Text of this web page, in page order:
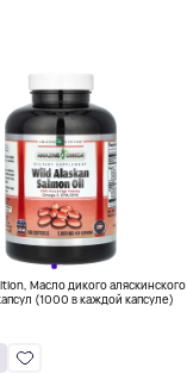
Масло дикого аляскинского
(1000 в каждой капсуле)